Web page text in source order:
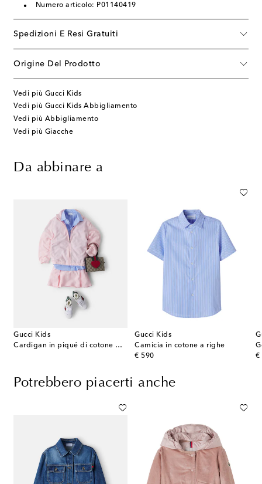
Numero articolo: P01140419
Spedizioni E Resi Gratuiti
Origine Del Prodotto
Vedi più Gucci Kids
Vedi più Gucci Kids Abbigliamento
Vedi più Abbigliamento
Vedi più Giacche
Da abbinare a
Gucci Kids
Cardigan in piqué di cotone GG con zip
Gucci Kids
Camicia in cotone a righe
€ 590
original price
€
Potrebbero piacerti anche